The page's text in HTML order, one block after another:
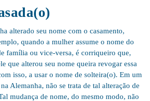
alterado seu nome com o casamento,
quando a mulher assume o nome do
família ou vice-versa, é corriqueiro que,
que alterou seu nome queira revogar essa
isso, a usar o nome de solteira(o). Em um
Alemanha, não se trata de tal alteração de
mudança de nome, do mesmo modo, não